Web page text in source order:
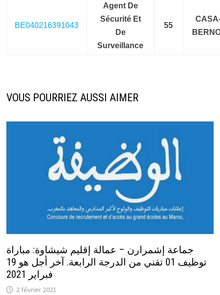
BE040216391043
Agent De
Sécurité Et
De
Surveillance
55
VOUS POURRIEZ AUSSI AIMER
جماعة إشمرارن – عمالة إقليم شيشاوة: مباراة
توظيف 01 تقني من الدرجة الرابعة. آخر أجل هو 19
فبراير 2021
2 février 2021